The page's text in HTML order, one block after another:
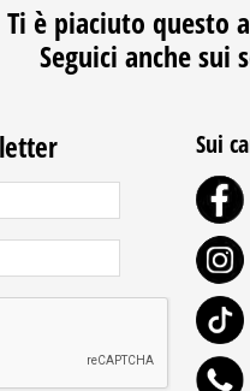
Ti è piaciuto questo
Seguici anche sui
Sui